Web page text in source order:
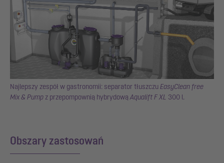
Najlepszy zespół w gastronomii: separator tłuszczuEasyClean free
Mix & Pumpz przepompownią hybrydowąAqualift F XL 300 l.
Obszary zastosowań